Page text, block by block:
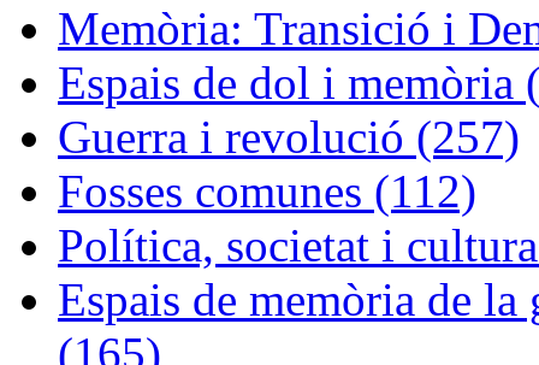
Memòria: Transició i
Espais de dol i memòria
Guerra i revolució (257)
Fosses comunes (112)
Política, societat i
Espais de memòria de
(165)